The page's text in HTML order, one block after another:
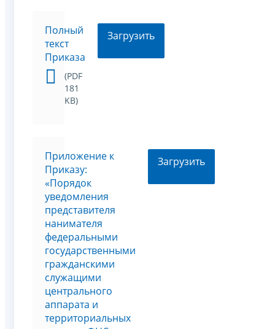
Полный
текст
Приказа
(PDF
181
KB)
Загрузить
Приложение к
Приказу:
«Порядок
уведомления
представителя
нанимателя
федеральными
государственными
гражданскими
служащими
центрального
аппарата и
территориальных
Загрузить